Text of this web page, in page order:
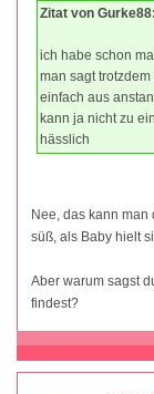
Zitat von Gurke88:
ich habe schon
man sagt trotzdem
einfach aus
kann ja nicht zu
hässlich
Nee, das kann
süß, als Baby hielt
Aber warum sagst
findest?